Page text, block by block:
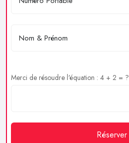
Merci de résoudre l'équation : 4 + 2 = ?
Réserver